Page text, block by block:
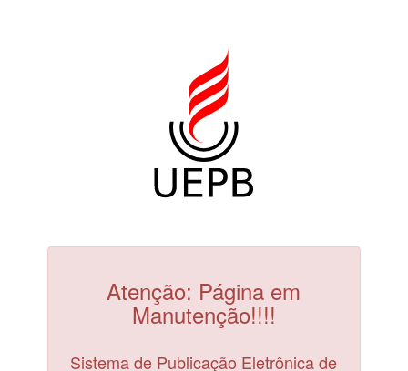
Atenção: Página em
Manutenção!!!!
Sistema de Publicação Eletrônica de